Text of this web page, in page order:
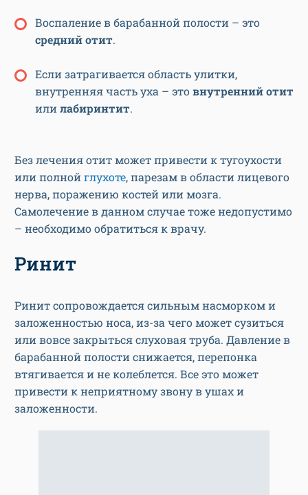
Воспаление в барабанной полости – это
средний отит.
Если затрагивается область улитки,
внутренняя часть уха – этовнутренний отит
илилабиринтит.
Без лечения отит может привести к тугоухости
или полнойглухоте, парезам в области лицевого
нерва, поражению костей или мозга.
Самолечение в данном случае тоже недопустимо
– необходимо обратиться к врачу.
Ринит
Ринит сопровождается сильным насморком и
заложенностью носа, из-за чего может сузиться
или вовсе закрыться слуховая труба. Давление в
барабанной полости снижается, перепонка
втягивается и не колеблется. Все это может
привести к неприятному звону в ушах и
заложенности.